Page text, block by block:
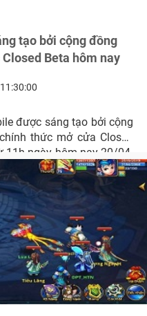
tạo bởi cộng đồng
Beta hôm nay
được sáng tạo bởi cộng
thức mở cửa Closed
ngày hôm nay 20/04.